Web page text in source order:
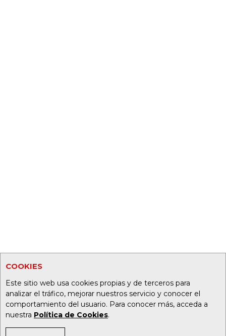
COOKIES
Este sitio web usa cookies propias y de terceros para
analizar el tráfico, mejorar nuestros servicio y conocer el
comportamiento del usuario. Para conocer más, acceda a
nuestra Política de Cookies.